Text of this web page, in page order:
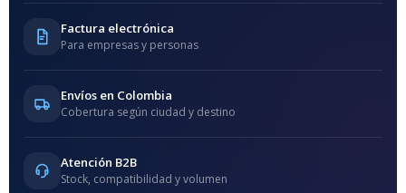
Factura electrónica
Para empresas y personas
Envíos en Colombia
Cobertura según ciudad y destino
Atención B2B
Stock, compatibilidad y volumen